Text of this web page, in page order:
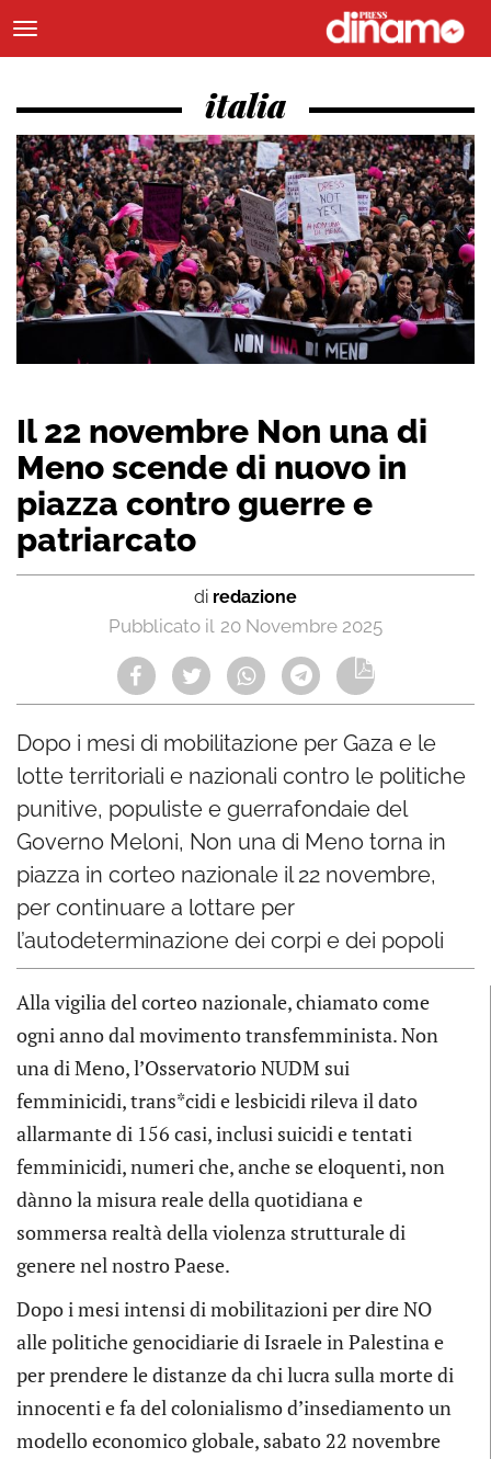
italia
Il 22 novembre Non una di
Meno scende di nuovo in
piazza contro guerre e
patriarcato
di redazione
20 Novembre 2025
Dopo i mesi di mobilitazione per Gaza e le
lotte territoriali e nazionali contro le politiche
punitive, populiste e guerrafondaie del
Governo Meloni, Non una di Meno torna in
piazza in corteo nazionale il 22 novembre,
per continuare a lottare per
l’autodeterminazione dei corpi e dei popoli
Alla vigilia del corteo nazionale, chiamato come
ogni anno dal movimento transfemminista. Non
una di Meno, l’Osservatorio NUDM sui
femminicidi, trans*cidi e lesbicidi rileva il dato
allarmante di 156 casi, inclusi suicidi e tentati
femminicidi, numeri che, anche se eloquenti, non
dànno la misura reale della quotidiana e
sommersa realtà della violenza strutturale di
genere nel nostro Paese.
Dopo i mesi intensi di mobilitazioni per dire NO
alle politiche genocidiarie di Israele in Palestina e
per prendere le distanze da chi lucra sulla morte di
innocenti e fa del colonialismo d’insediamento un
modello economico globale, sabato 22 novembre